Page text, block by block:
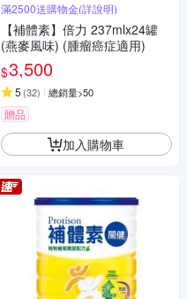
滿2500送購物金(詳說明)
【補體素】倍力 237mlx24罐
(燕麥風味) (腫瘤癌症適用)
$3,500
5 (32) 總銷量>50
贈品
加入購物車